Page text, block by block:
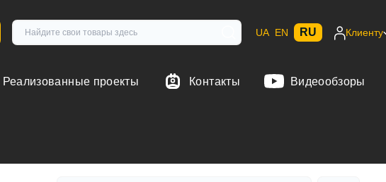
UA EN RU Клиенту
Реализованные проекты Контакты Видеообзоры